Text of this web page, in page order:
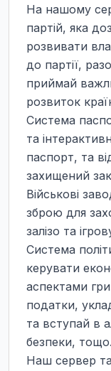
На нашому
партій, яка
розвивати
до партії,
приймай
розвиток
Система
та
паспорт, та
захищений
Військові
зброю для
залізо та
Система
керувати
аспектами
податки,
та вступай в
безпеки, тощо.
Наш сервер